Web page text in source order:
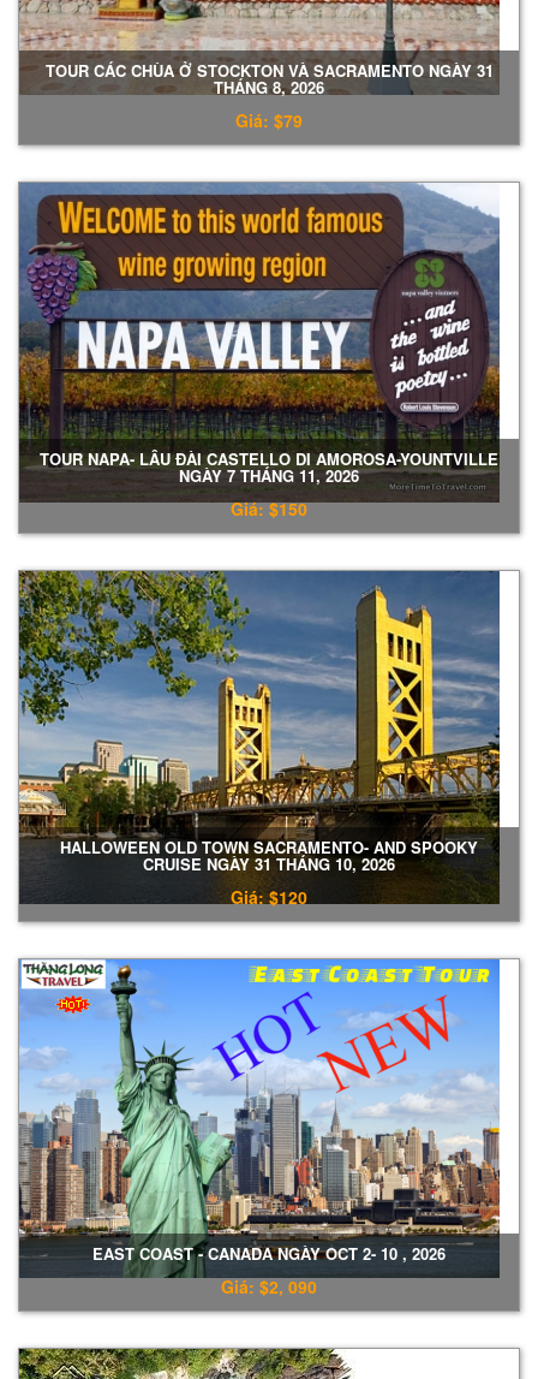
TOUR CÁC CHÙA Ở STOCKTON VÀ SACRAMENTO NGÀY 31
THÁNG 8, 2026
Giá: $79
TOUR NAPA- LÂU ĐÀI CASTELLO DI AMOROSA-YOUNTVILLE
NGÀY 7 THÁNG 11, 2026
Giá: $150
HALLOWEEN OLD TOWN SACRAMENTO- AND SPOOKY
CRUISE NGÀY 31 THÁNG 10, 2026
Giá: $120
EAST COAST - CANADA NGÀY OCT 2- 10 , 2026
Giá: $2, 090